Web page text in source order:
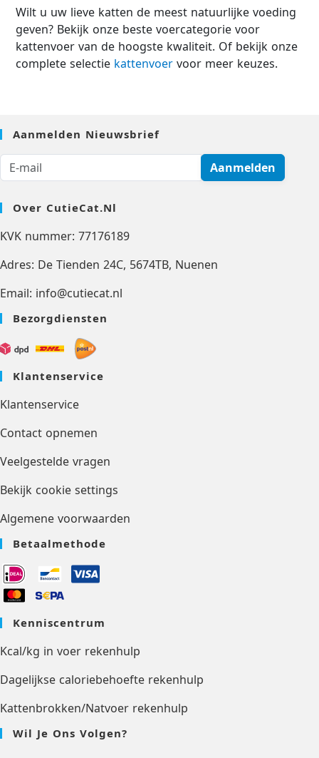
Wilt u uw lieve katten de meest natuurlijke voeding
geven? Bekijk onze beste voercategorie voor
kattenvoer van de hoogste kwaliteit. Of bekijk onze
complete selectie kattenvoer voor meer keuzes.
Aanmelden Nieuwsbrief
Aanmelden
Over CutieCat.nl
KVK nummer: 77176189
Adres: De Tienden 24C, 5674TB, Nuenen
Email: info@cutiecat.nl
Bezorgdiensten
Klantenservice
Klantenservice
Contact opnemen
Veelgestelde vragen
Bekijk cookie settings
Algemene voorwaarden
Betaalmethode
Kenniscentrum
Kcal/kg in voer rekenhulp
Dagelijkse caloriebehoefte rekenhulp
Kattenbrokken/Natvoer rekenhulp
Wil Je Ons Volgen?